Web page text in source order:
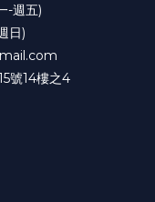
-週五)
日)
號14樓之4